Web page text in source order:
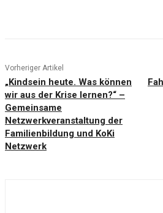
Vorheriger Artikel
„Kindsein heute. Was können
wir aus der Krise lernen?“ –
Gemeinsame
Netzwerkveranstaltung der
Familienbildung und KoKi
Netzwerk